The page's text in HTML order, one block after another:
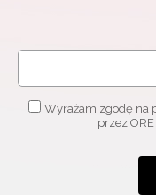
Wyrażam zgodę na
przez